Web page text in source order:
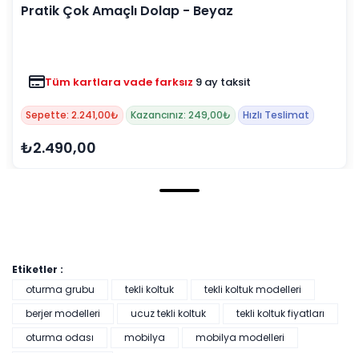
Pratik Çok Amaçlı Dolap - Beyaz
Tüm kartlara vade farksız 9 ay taksit
Sepette: 2.241,00₺ Kazancınız: 249,00₺ Hızlı Teslimat
₺2.490,00
Etiketler :
oturma grubu
tekli koltuk
tekli koltuk modelleri
berjer modelleri
ucuz tekli koltuk
tekli koltuk fiyatları
oturma odası
mobilya
mobilya modelleri